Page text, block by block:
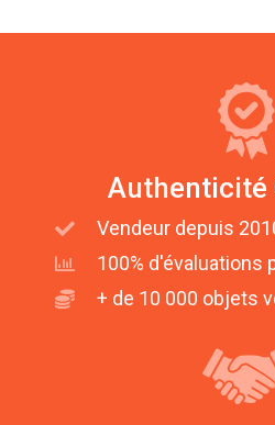
Authenticité
Vendeur depuis
100% d'évaluations
+ de 10 000 objets